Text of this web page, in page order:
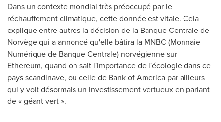
Dans un contexte mondial très préoccupé par le
réchauffement climatique, cette donnée est vitale. Cela
explique entre autres la décision de la Banque Centrale de
Norvège qui a annoncé qu'elle bâtira la MNBC (Monnaie
Numérique de Banque Centrale) norvégienne sur
Ethereum, quand on sait l'importance de l'écologie dans ce
pays scandinave, ou celle de Bank of America par ailleurs
qui y voit désormais un investissement vertueux en parlant
de « géant vert ».